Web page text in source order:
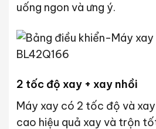
uống ngon và ưng ý.
2 tốc độ xay + xay nhồi
Máy xay có 2 tốc độ và
cao hiệu quả xay và trộn